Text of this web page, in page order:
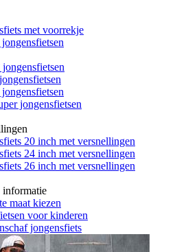
met voorrekje
jongensfietsen
jongensfietsen
20 inch met versnellingen
24 inch met versnellingen
26 inch met versnellingen
informatie
maat kiezen
voor kinderen
jongensfiets